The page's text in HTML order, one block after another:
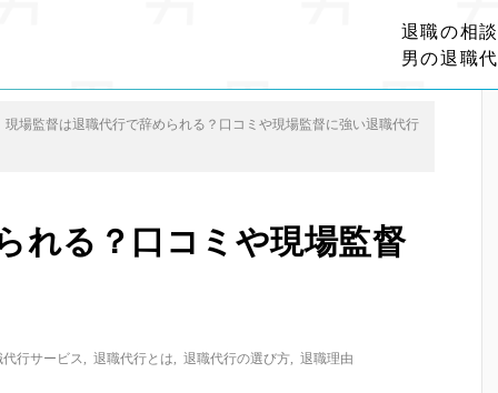
退職の相
男の退職
現場監督は退職代行で辞められる？口コミや現場監督に強い退職代行
れる？口コミや現場監督
代行サービス 退職代行とは 退職代行の選び方 退職理由